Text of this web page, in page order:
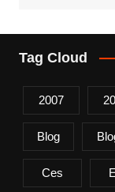
Tag Cloud
2007
Blog
Ces